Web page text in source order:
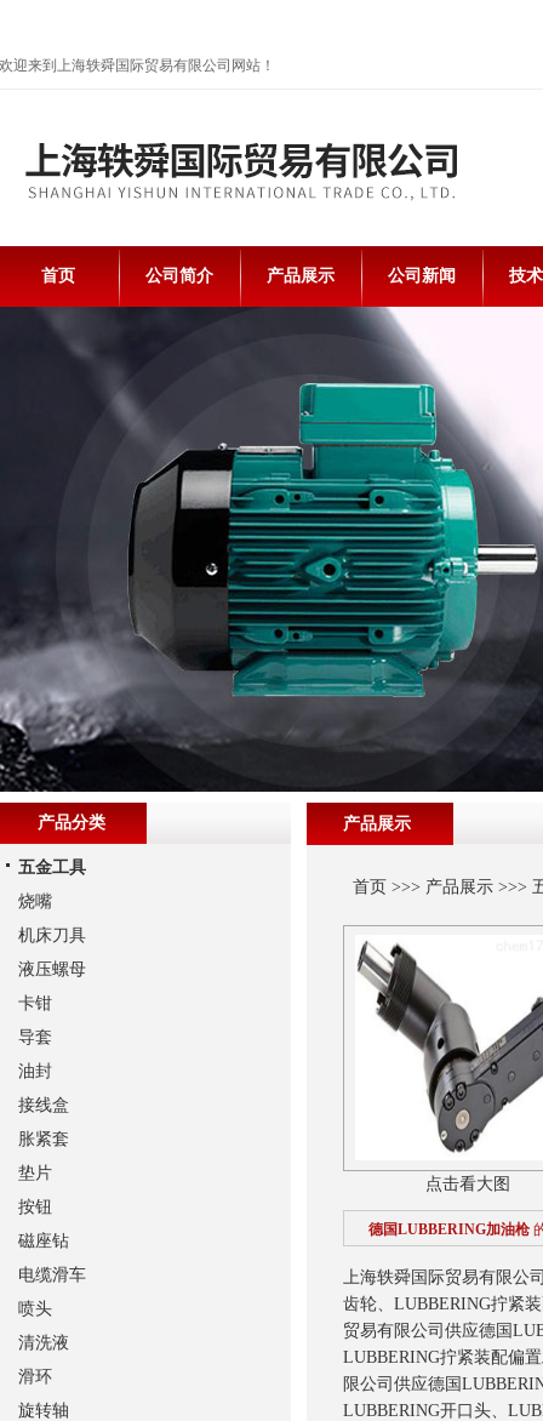
欢迎来到上海轶舜国际贸易有限公司网站！
首页 公司简介 产品展示 公司新闻 技
产品展示
首页 >>> 产品展示>>>
点击看大图
德国LUBBERING加油枪
上海轶舜国际贸易有限公
齿轮、LUBBERING拧紧
贸易有限公司供应德国
LUBBERING拧紧装配偏
限公司供应德国
LUBBERING开口头、
产品分类
五金工具
烧嘴
机床刀具
液压螺母
卡钳
导套
油封
接线盒
胀紧套
垫片
按钮
磁座钻
电缆滑车
喷头
清洗液
滑环
旋转轴